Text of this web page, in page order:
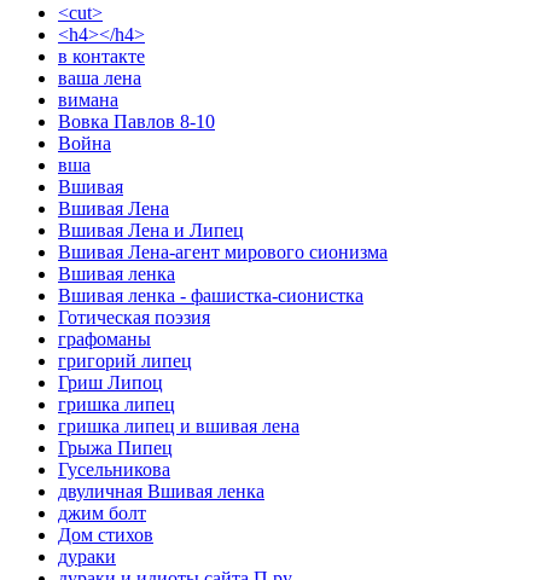
<cut>
<h4></h4>
в контакте
ваша лена
вимана
Вовка Павлов 8-10
Война
вша
Вшивая
Вшивая Лена
Вшивая Лена и Липец
Вшивая Лена-агент мирового сионизма
Вшивая ленка
Вшивая ленка - фашистка-сионистка
Готическая поэзия
графоманы
григорий липец
Гриш Липоц
гришка липец
гришка липец и вшивая лена
Грыжа Пипец
Гусельникова
двуличная Вшивая ленка
джим болт
Дом стихов
дураки